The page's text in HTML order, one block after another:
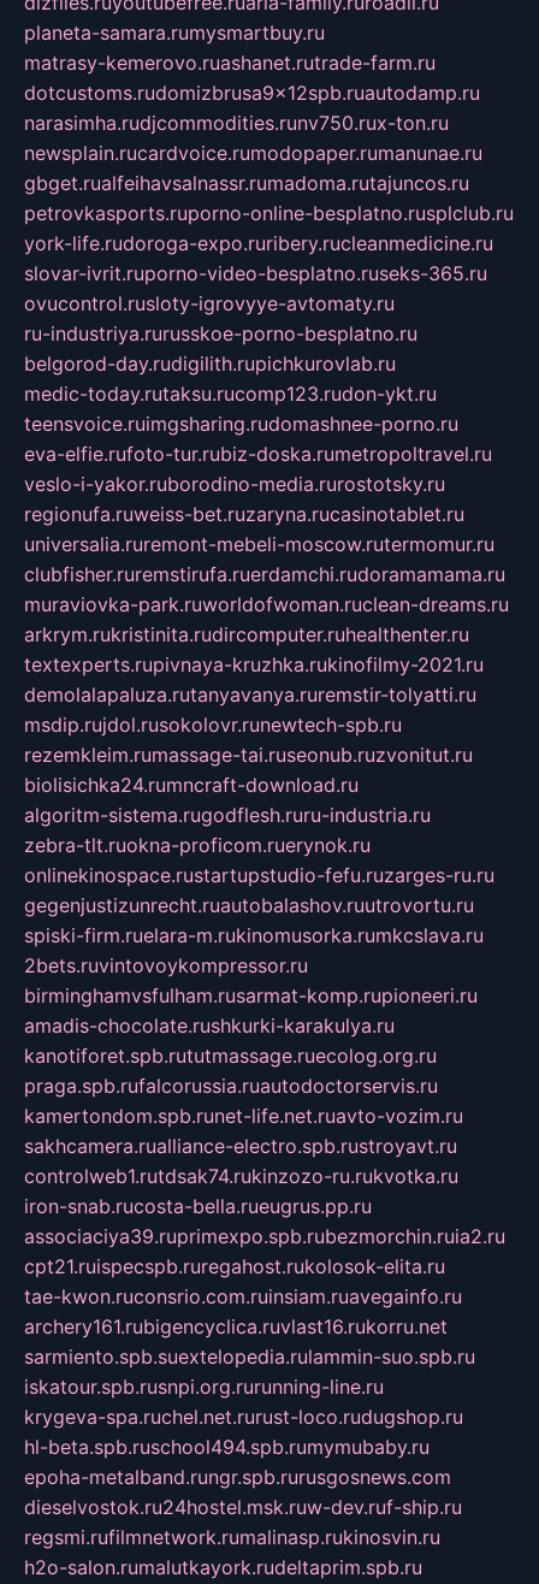
planeta-samara.rumysmartbuy.ru
matrasy-kemerovo.ruashanet.rutrade-farm.ru
dotcustoms.rudomizbrusa9x12spb.ruautodamp.ru
narasimha.rudjcommodities.runv750.rux-ton.ru
newsplain.rucardvoice.rumodopaper.rumanunae.ru
gbget.rualfeihavsalnassr.rumadoma.rutajuncos.ru
petrovkasports.ruporno-online-besplatno.rusplclub.ru
york-life.rudoroga-expo.ruribery.rucleanmedicine.ru
slovar-ivrit.ruporno-video-besplatno.ruseks-365.ru
ovucontrol.rusloty-igrovyye-avtomaty.ru
ru-industriya.rurusskoe-porno-besplatno.ru
belgorod-day.rudigilith.rupichkurovlab.ru
medic-today.rutaksu.rucomp123.rudon-ykt.ru
teensvoice.ruimgsharing.rudomashnee-porno.ru
eva-elfie.rufoto-tur.rubiz-doska.rumetropoltravel.ru
veslo-i-yakor.ruborodino-media.rurostotsky.ru
regionufa.ruweiss-bet.ruzaryna.rucasinotablet.ru
universalia.ruremont-mebeli-moscow.rutermomur.ru
clubfisher.ruremstirufa.ruerdamchi.rudoramamama.ru
muraviovka-park.ruworldofwoman.ruclean-dreams.ru
arkrym.rukristinita.rudircomputer.ruhealthenter.ru
textexperts.rupivnaya-kruzhka.rukinofilmy-2021.ru
demolalapaluza.rutanyavanya.ruremstir-tolyatti.ru
msdip.rujdol.rusokolovr.runewtech-spb.ru
rezemkleim.rumassage-tai.ruseonub.ruzvonitut.ru
biolisichka24.rumncraft-download.ru
algoritm-sistema.rugodflesh.ruru-industria.ru
zebra-tlt.ruokna-proficom.ruerynok.ru
onlinekinospace.rustartupstudio-fefu.ruzarges-ru.ru
gegenjustizunrecht.ruautobalashov.ruutrovortu.ru
spiski-firm.ruelara-m.rukinomusorka.rumkcslava.ru
2bets.ruvintovoykompressor.ru
birminghamvsfulham.rusarmat-komp.rupioneeri.ru
amadis-chocolate.rushkurki-karakulya.ru
kanotiforet.spb.rututmassage.ruecolog.org.ru
praga.spb.rufalcorussia.ruautodoctorservis.ru
kamertondom.spb.runet-life.net.ruavto-vozim.ru
sakhcamera.rualliance-electro.spb.rustroyavt.ru
controlweb1.rutdsak74.rukinzozo-ru.rukvotka.ru
iron-snab.rucosta-bella.rueugrus.pp.ru
associaciya39.ruprimexpo.spb.rubezmorchin.ruia2.ru
cpt21.ruispecspb.ruregahost.rukolosok-elita.ru
tae-kwon.ruconsrio.com.ruinsiam.ruavegainfo.ru
archery161.rubigencyclica.ruvlast16.rukorru.net
sarmiento.spb.suextelopedia.rulammin-suo.spb.ru
iskatour.spb.rusnpi.org.rurunning-line.ru
krygeva-spa.ruchel.net.rurust-loco.rudugshop.ru
hl-beta.spb.ruschool494.spb.rumymubaby.ru
epoha-metalband.rungr.spb.rurusgosnews.com
dieselvostok.ru24hostel.msk.ruw-dev.ruf-ship.ru
regsmi.rufilmnetwork.rumalinasp.rukinosvin.ru
h2o-salon.rumalutkayork.rudeltaprim.spb.ru